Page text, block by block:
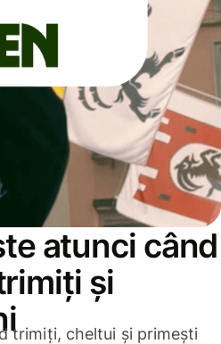
atunci când
și
trimiți, cheltui și primești